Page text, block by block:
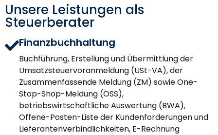
Unsere Leistungen als
Steuerberater
Finanzbuchhaltung
Buchführung, Erstellung und Übermittlung der
Umsatzsteuervoranmeldung (USt-VA), der
Zusammenfassende Meldung (ZM) sowie One-
Stop-Shop-Meldung (OSS),
betriebswirtschaftliche Auswertung (BWA),
Offene-Posten-Liste der Kundenforderungen und
Lieferantenverbindlichkeiten, E-Rechnung